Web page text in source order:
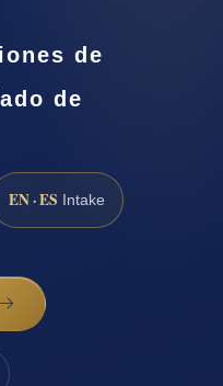
de
de
EN · ES Intake